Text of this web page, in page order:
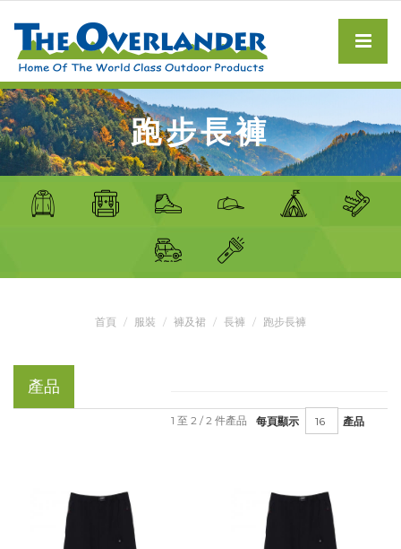
跑步長褲
首頁 服裝 褲及裙 長褲 跑步長褲
產品
每頁顯示 產品
1 至 2 / 2 件產品